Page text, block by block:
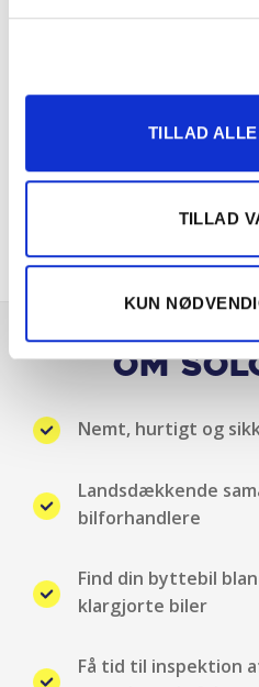
TILLAD
TILLAD
KUN
Om
Nemt, hurtigt og
Landsdækkende
bilforhandlere
Find din byttebil
klargjorte biler
Få tid til inspektion